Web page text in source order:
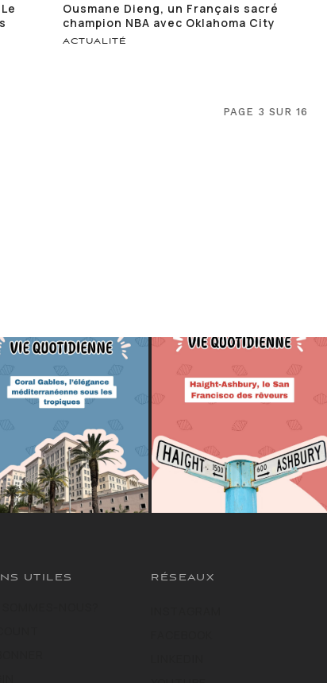
Ousmane Dieng, un Français sacré
champion NBA avec Oklahoma City
ACTUALITÉ
PAGE 3 SUR 16
UTILES RÉSEAUX